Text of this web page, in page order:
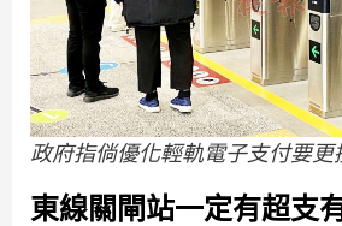
政府指倘優化輕軌電子支付要更
東線關閘站一定有超支